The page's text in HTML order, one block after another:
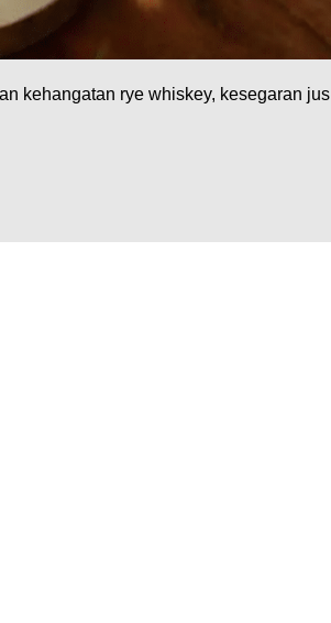
kehangatan rye whiskey, kesegaran jus